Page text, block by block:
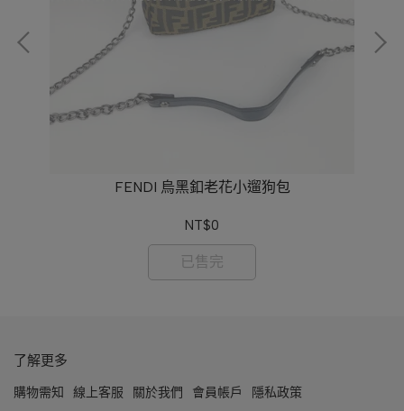
FENDI 烏黑釦老花小遛狗包
NT$0
已售完
了解更多
購物需知 線上客服 關於我們 會員帳戶 隱私政策